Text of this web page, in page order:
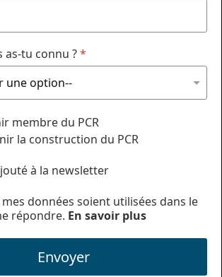
as-tu connu ?*
membre du PCR
la construction du PCR
à la newsletter
mes données soient utilisées dans le
répondre. En savoir plus
Envoyer